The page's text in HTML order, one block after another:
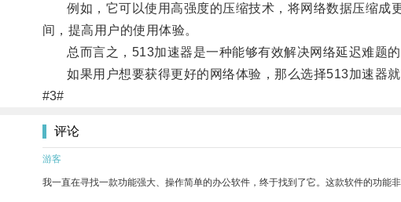
例如，它可以使用高强度的压缩技术，将网络数据压缩成
间，提高用户的使用体验。
总而言之，513加速器是一种能够有效解决网络延迟难题的
如果用户想要获得更好的网络体验，那么选择513加速器就
#3#
评论
游客
我一直在寻找一款功能强大、操作简单的办公软件，终于找到了它。这款软件的功能